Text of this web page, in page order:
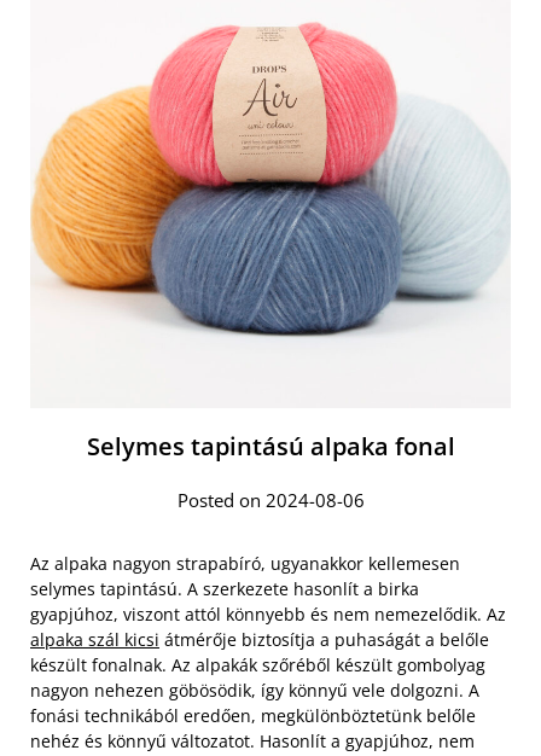
Selymes tapintású alpaka fonal
Posted on 2024-08-06
Az alpaka nagyon strapabíró, ugyanakkor kellemesen
selymes tapintású. A szerkezete hasonlít a birka
gyapjúhoz, viszont attól könnyebb és nem nemezelődik. Az
alpaka szál kicsi átmérője biztosítja a puhaságát a belőle
készült fonalnak. Az alpakák szőréből készült gombolyag
nagyon nehezen göbösödik, így könnyű vele dolgozni. A
fonási technikából eredően, megkülönböztetünk belőle
nehéz és könnyű változatot. Hasonlít a gyapjúhoz, nem